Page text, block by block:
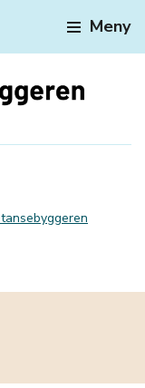
Meny